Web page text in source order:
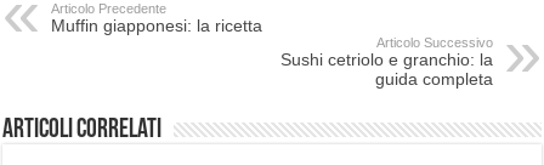
Articolo Precedente
Muffin giapponesi: la ricetta
Articolo Successivo
Sushi cetriolo e granchio: la
guida completa
Articoli correlati